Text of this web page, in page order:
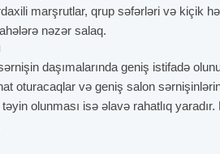
marşrutlar, qrup səfərləri və kiçik
nəzər salaq.
daşımalarında geniş istifadə
oturacaqlar və geniş salon
olunması isə əlavə rahatlıq